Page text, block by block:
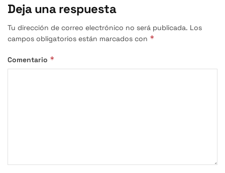
Deja una respuesta
Tu dirección de correo electrónico no será publicada. Los
campos obligatorios están marcados con *
Comentario *